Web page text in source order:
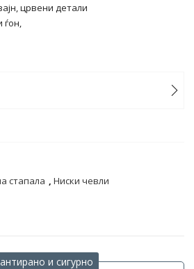
црвени детали
стапала ,Ниски чевли
и сигурно